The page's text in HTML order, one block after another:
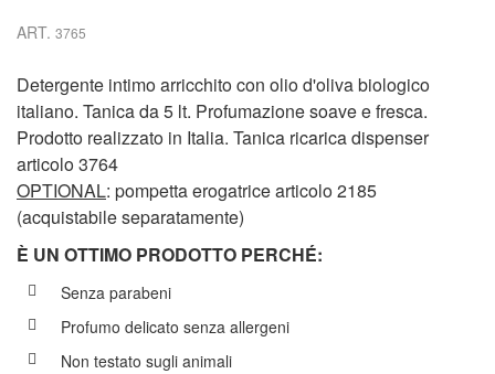
ART. 3765
Detergente intimo arricchito con olio d'oliva biologico
italiano. Tanica da 5 lt. Profumazione soave e fresca.
Prodotto realizzato in Italia. Tanica ricarica dispenser
articolo 3764
OPTIONAL: pompetta erogatrice articolo 2185
(acquistabile separatamente)
È UN OTTIMO PRODOTTO PERCHÉ:
Senza parabeni
Profumo delicato senza allergeni
Non testato sugli animali